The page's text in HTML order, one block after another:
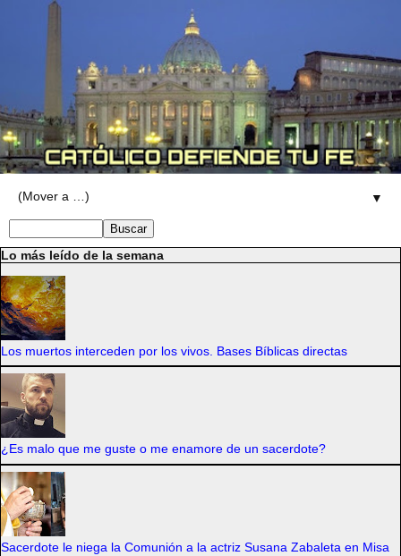
▼
Lo más leído de la semana
Los muertos interceden por los vivos. Bases Bíblicas directas
¿Es malo que me guste o me enamore de un sacerdote?
Sacerdote le niega la Comunión a la actriz Susana Zabaleta en Misa